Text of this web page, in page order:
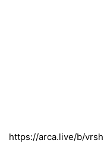
https://arca.live/b/